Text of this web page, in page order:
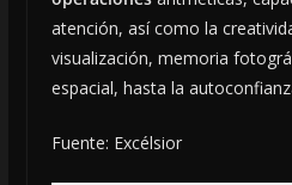
atención, así como la
visualización, memoria
espacial, hasta la
Fuente: Excélsior